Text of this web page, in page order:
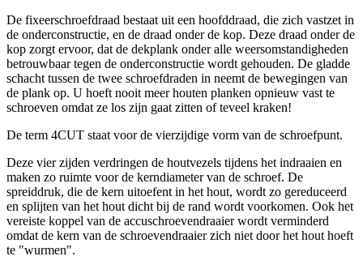
De fixeerschroefdraad bestaat uit een hoofddraad, die zich vastzet in
de onderconstructie, en de draad onder de kop. Deze draad onder de
kop zorgt ervoor, dat de dekplank onder alle weersomstandigheden
betrouwbaar tegen de onderconstructie wordt gehouden. De gladde
schacht tussen de twee schroefdraden in neemt de bewegingen van
de plank op. U hoeft nooit meer houten planken opnieuw vast te
schroeven omdat ze los zijn gaat zitten of teveel kraken!
De term 4CUT staat voor de vierzijdige vorm van de schroefpunt.
Deze vier zijden verdringen de houtvezels tijdens het indraaien en
maken zo ruimte voor de kerndiameter van de schroef. De
spreiddruk, die de kern uitoefent in het hout, wordt zo gereduceerd
en splijten van het hout dicht bij de rand wordt voorkomen. Ook het
vereiste koppel van de accuschroevendraaier wordt verminderd
omdat de kern van de schroevendraaier zich niet door het hout hoeft
te "wurmen".